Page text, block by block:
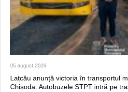
05 august 2026
Lațcău anunță victoria în transportul
Chișoda. Autobuzele STPT intră pe